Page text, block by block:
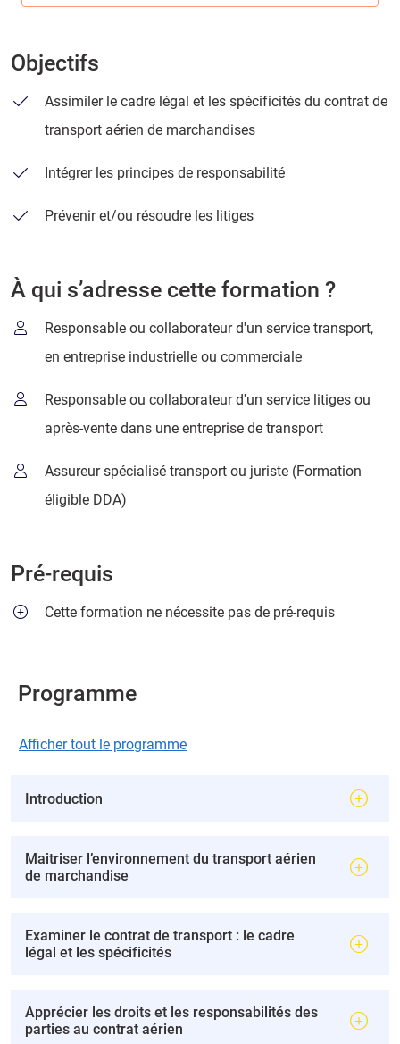
Objectifs
Assimiler le cadre légal et les spécificités du contrat de
transport aérien de marchandises
Intégrer les principes de responsabilité
Prévenir et/ou résoudre les litiges
À qui s’adresse cette formation ?
Responsable ou collaborateur d'un service transport,
en entreprise industrielle ou commerciale
Responsable ou collaborateur d'un service litiges ou
après-vente dans une entreprise de transport
Assureur spécialisé transport ou juriste (Formation
éligible DDA)
Pré-requis
Cette formation ne nécessite pas de pré-requis
Programme
Afficher tout le programme
Introduction
Maitriser l’environnement du transport aérien
de marchandise
Examiner le contrat de transport : le cadre
légal et les spécificités
Apprécier les droits et les responsabilités des
parties au contrat aérien